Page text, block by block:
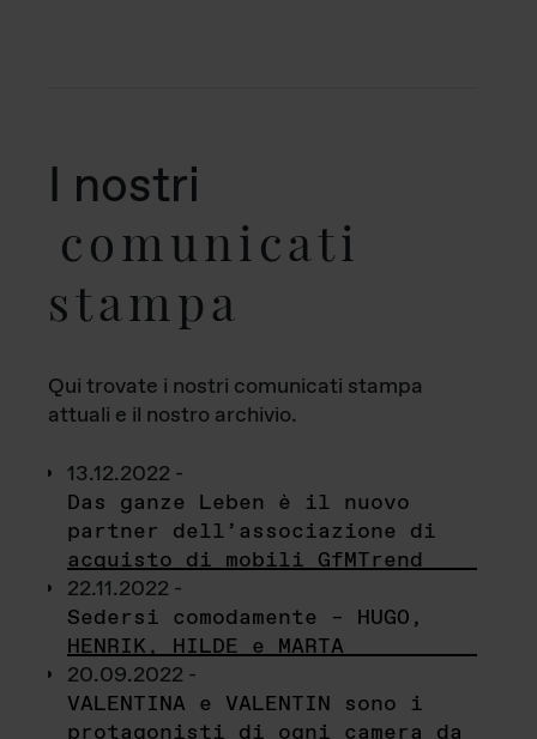
I nostri
comunicati
stampa
Qui trovate i nostri comunicati stampa
attuali e il nostro archivio.
13.12.2022 -
Das ganze Leben è il nuovo
partner dell’associazione di
acquisto di mobili GfMTrend
22.11.2022 -
Sedersi comodamente – HUGO,
HENRIK, HILDE e MARTA
20.09.2022 -
VALENTINA e VALENTIN sono i
protagonisti di ogni camera da